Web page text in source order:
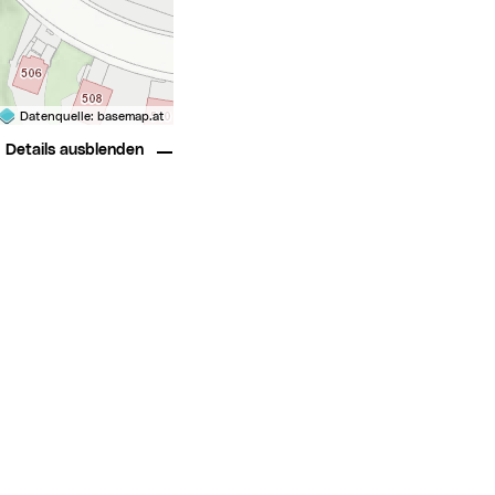
Datenquelle: basemap.at
Details ausblenden